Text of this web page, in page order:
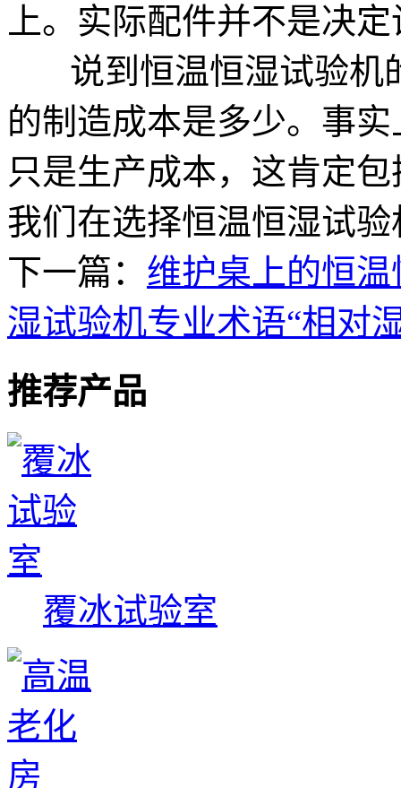
上。实际配件并不是决
说到恒温恒湿试验机
的制造成本是多少。事
只是生产成本，这肯定
我们在选择恒温恒湿试
下一篇： 维护桌上的恒
湿试验机专业术语“相对
推荐产品
覆冰试验室